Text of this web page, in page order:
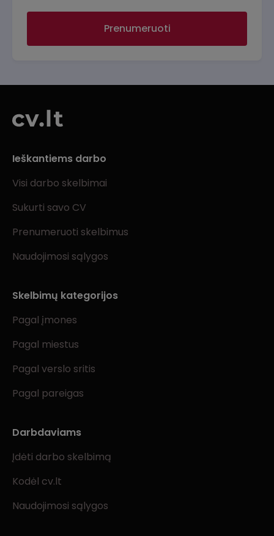
Prenumeruoti
Ieškantiems darbo
Visi darbo skelbimai
Sukurti savo CV
Prenumeruoti skelbimus
Naudojimosi sąlygos
Skelbimų kategorijos
Pagal įmones
Pagal miestus
Pagal verslo sritis
Pagal pareigas
Darbdaviams
Įdėti darbo skelbimą
Kodėl cv.lt
Naudojimosi sąlygos